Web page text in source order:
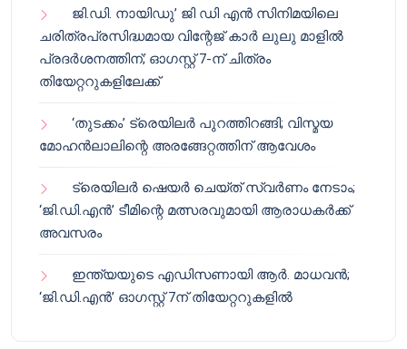
ജി.ഡി. നായിഡു’ ജി ഡി എൻ സിനിമയിലെ
ചരിത്രപ്രസിദ്ധമായ വിന്റേജ് കാർ ലുലു മാളിൽ
പ്രദർശനത്തിന്; ഓഗസ്റ്റ് 7-ന് ചിത്രം
തിയേറ്ററുകളിലേക്ക്
‘തുടക്കം’ ട്രെയിലർ പുറത്തിറങ്ങി; വിസ്മയ
മോഹൻലാലിന്റെ അരങ്ങേറ്റത്തിന് ആവേശം
ട്രെയിലർ ഷെയർ ചെയ്‌ത് സ്വർണം നേടാം;
‘ജി.ഡി.എൻ’ ടീമിന്റെ മത്സരവുമായി ആരാധകർക്ക്
അവസരം
ഇന്ത്യയുടെ എഡിസണായി ആർ. മാധവൻ;
‘ജി.ഡി.എൻ’ ഓഗസ്റ്റ് 7ന് തിയേറ്ററുകളിൽ